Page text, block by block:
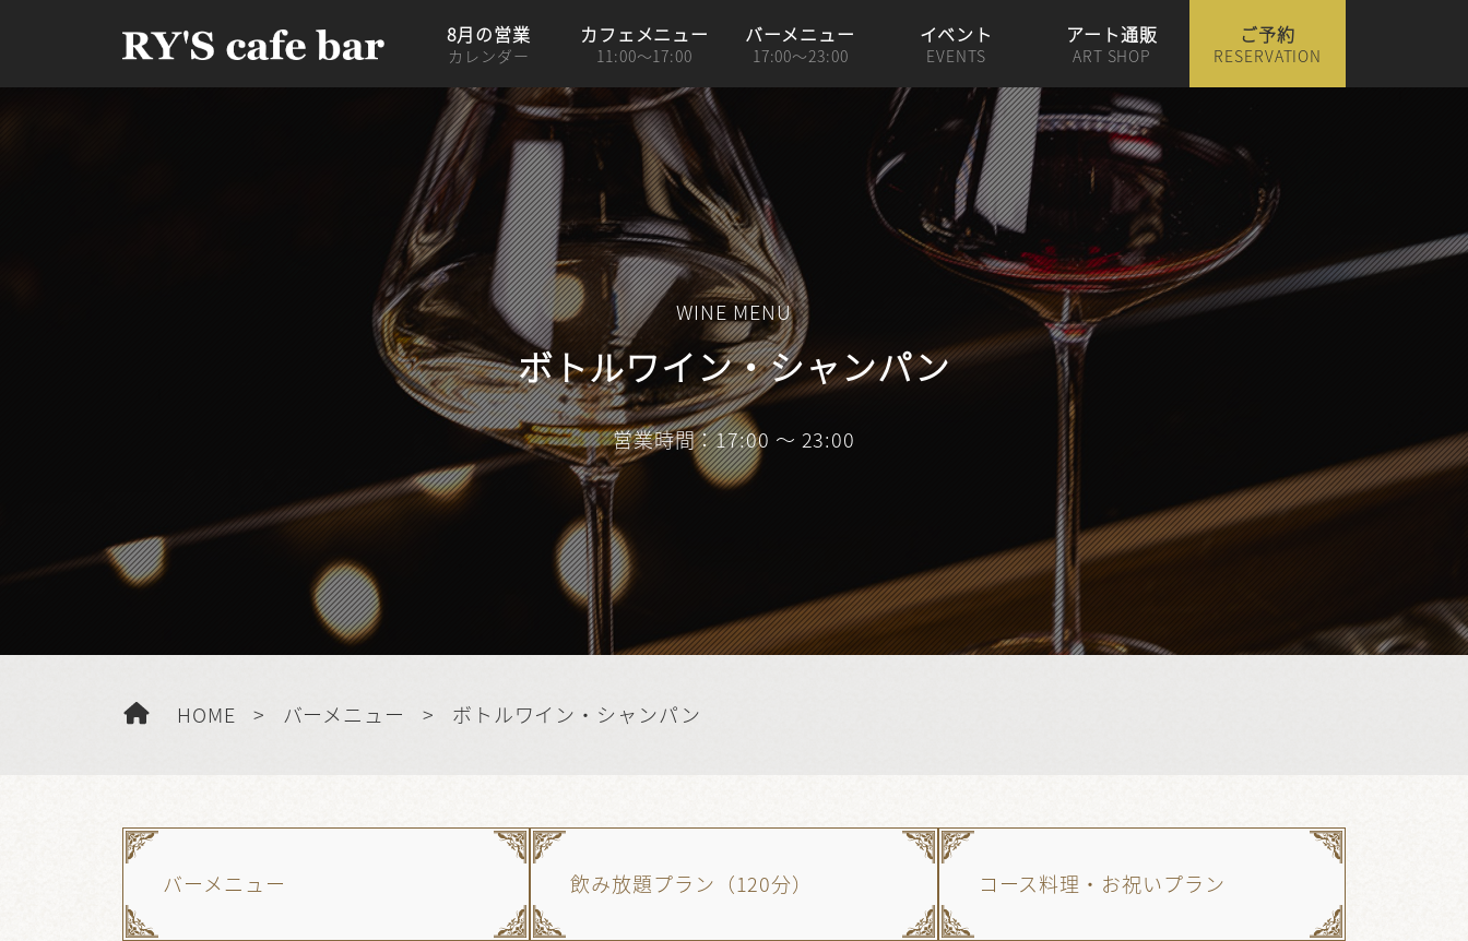
8月の営業
カレンダー
カフェメニュー
11:00～17:00
バーメニュー
17:00～23:00
イベント
EVENTS
アート通販
ART SHOP
ご予約
RESERVATION
WINE MENU
ボトルワイン・シャンパン
営業時間：17:00 ～ 23:00
HOME > バーメニュー > ボトルワイン・シャンパン
バーメニュー 飲み放題プラン（120分） コース料理・お祝いプラン